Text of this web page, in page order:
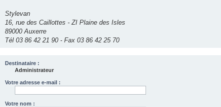
Stylevan
16, rue des Caillottes - ZI Plaine des Isles
89000 Auxerre
Tél 03 86 42 21 90 - Fax 03 86 42 25 70
Destinataire :
Administrateur
Votre adresse e-mail :
Votre nom :